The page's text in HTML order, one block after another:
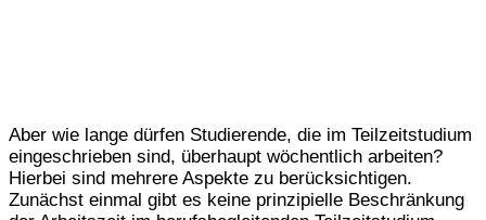
Aber wie lange dürfen Studierende, die im Teilzeitstudium
eingeschrieben sind, überhaupt wöchentlich arbeiten?
Hierbei sind mehrere Aspekte zu berücksichtigen.
Zunächst einmal gibt es keine prinzipielle Beschränkung